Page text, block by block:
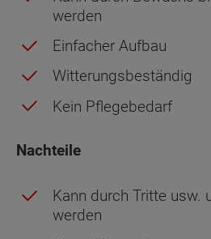
werden
Einfacher Aufbau
Witterungsbeständig
Kein Pflegebedarf
Nachteile
Kann durch Tritte usw.
werden